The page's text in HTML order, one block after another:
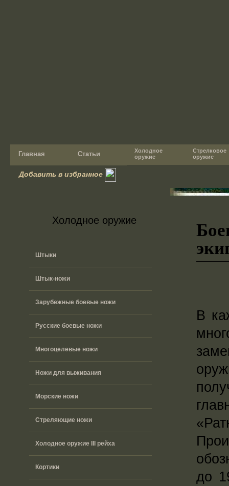
Главная Статьи
Холодное
оружие
Стрелковое
оружие
Добавить в избранное
Холодное оружие
Штыки
Штык-ножи
Зарубежные боевые ножи
Русские боевые ножи
Многоцелевые ножи
Ножи для выживания
Морские ножи
Стреляющие ножи
Холодное оружие III рейха
Кортики
В
до